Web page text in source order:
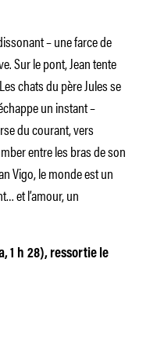
– une farce de
Sur le pont, Jean tente
chats du père Jules se
un instant –
du courant, vers
entre les bras de son
Vigo, le monde est un
et l’amour, un
1 h 28), ressortie le